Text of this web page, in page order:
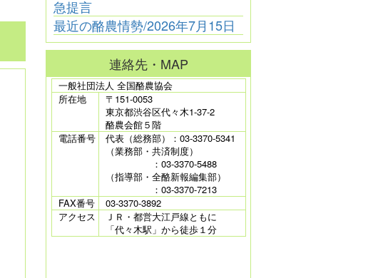
急提言
最近の酪農情勢/2026年7月15日
連絡先・MAP
一般社団法人 全国酪農協会
所在地
〒151-0053
東京都渋谷区代々木1-37-2
酪農会館５階
電話番号
代表（総務部）：03-3370-5341
（業務部・共済制度）
：03-3370-5488
（指導部・全酪新報編集部）
：03-3370-7213
FAX番号
03-3370-3892
アクセス
ＪＲ・都営大江戸線ともに
「代々木駅」から徒歩１分